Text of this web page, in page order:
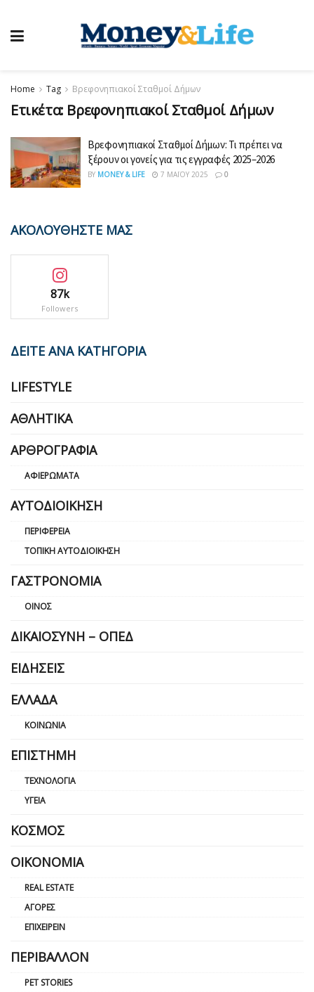
Home Tag Βρεφονηπιακοί Σταθμοί Δήμων
Ετικέτα: Βρεφονηπιακοί Σταθμοί Δήμων
Βρεφονηπιακοί Σταθμοί Δήμων: Τι πρέπει να
ξέρουν οι γονείς για τις εγγραφές 2025–2026
BY MONEY & LIFE 7 ΜΑΪ́ΟΥ 2025 0
ΑΚΟΛΟΥΘΗΣΤΕ ΜΑΣ
87k
Followers
ΔΕΙΤΕ ΑΝΑ ΚΑΤΗΓΟΡΙΑ
LIFESTYLE
ΑΘΛΗΤΙΚΆ
ΑΡΘΡΟΓΡΑΦΊΑ
ΑΦΙΕΡΏΜΑΤΑ
ΑΥΤΟΔΙΟΊΚΗΣΗ
ΠΕΡΙΦΈΡΕΙΑ
ΤΟΠΙΚΉ ΑΥΤΟΔΙΟΊΚΗΣΗ
ΓΑΣΤΡΟΝΟΜΊΑ
ΟΊΝΟΣ
ΔΙΚΑΙΟΣΎΝΗ – ΟΠΕΔ
ΕΙΔΉΣΕΙΣ
ΕΛΛΆΔΑ
ΚΟΙΝΩΝΊΑ
ΕΠΙΣΤΉΜΗ
ΤΕΧΝΟΛΟΓΊΑ
ΥΓΕΊΑ
ΚΌΣΜΟΣ
ΟΙΚΟΝΟΜΊΑ
REAL ESTATE
ΑΓΟΡΈΣ
ΕΠΙΧΕΙΡΕΊΝ
ΠΕΡΙΒΆΛΛΟΝ
PET STORIES